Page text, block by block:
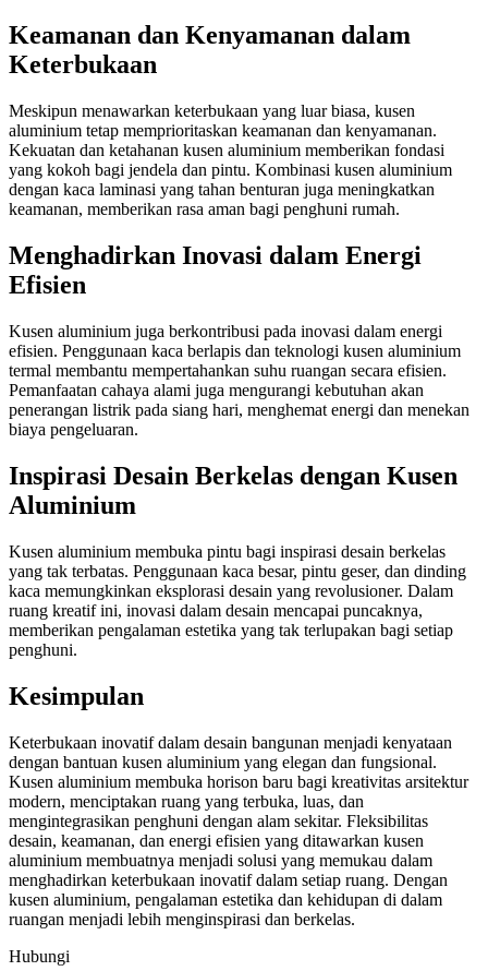
Keamanan dan Kenyamanan dalam
Keterbukaan
Meskipun menawarkan keterbukaan yang luar biasa, kusen
aluminium tetap memprioritaskan keamanan dan kenyamanan.
Kekuatan dan ketahanan kusen aluminium memberikan fondasi
yang kokoh bagi jendela dan pintu. Kombinasi kusen aluminium
dengan kaca laminasi yang tahan benturan juga meningkatkan
keamanan, memberikan rasa aman bagi penghuni rumah.
Menghadirkan Inovasi dalam Energi
Efisien
Kusen aluminium juga berkontribusi pada inovasi dalam energi
efisien. Penggunaan kaca berlapis dan teknologi kusen aluminium
termal membantu mempertahankan suhu ruangan secara efisien.
Pemanfaatan cahaya alami juga mengurangi kebutuhan akan
penerangan listrik pada siang hari, menghemat energi dan menekan
biaya pengeluaran.
Inspirasi Desain Berkelas dengan Kusen
Aluminium
Kusen aluminium membuka pintu bagi inspirasi desain berkelas
yang tak terbatas. Penggunaan kaca besar, pintu geser, dan dinding
kaca memungkinkan eksplorasi desain yang revolusioner. Dalam
ruang kreatif ini, inovasi dalam desain mencapai puncaknya,
memberikan pengalaman estetika yang tak terlupakan bagi setiap
penghuni.
Kesimpulan
Keterbukaan inovatif dalam desain bangunan menjadi kenyataan
dengan bantuan kusen aluminium yang elegan dan fungsional.
Kusen aluminium membuka horison baru bagi kreativitas arsitektur
modern, menciptakan ruang yang terbuka, luas, dan
mengintegrasikan penghuni dengan alam sekitar. Fleksibilitas
desain, keamanan, dan energi efisien yang ditawarkan kusen
aluminium membuatnya menjadi solusi yang memukau dalam
menghadirkan keterbukaan inovatif dalam setiap ruang. Dengan
kusen aluminium, pengalaman estetika dan kehidupan di dalam
ruangan menjadi lebih menginspirasi dan berkelas.
Hubungi